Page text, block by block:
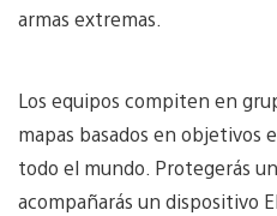
armas extremas.
Los equipos compiten en
mapas basados ​​en objetivos
todo el mundo. Protegerás
acompañarás un dispositivo